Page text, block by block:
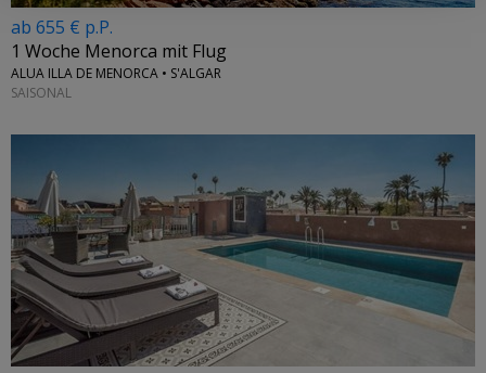
ab 655 € p.P.
1 Woche Menorca mit Flug
ALUA ILLA DE MENORCA • S'ALGAR
SAISONAL